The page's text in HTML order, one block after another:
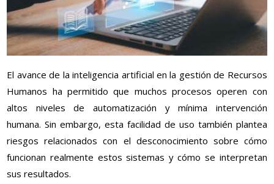
El avance de la inteligencia artificial en la gestión de Recursos
Humanos ha permitido que muchos procesos operen con
altos niveles de automatización y mínima intervención
humana. Sin embargo, esta facilidad de uso también plantea
riesgos relacionados con el desconocimiento sobre cómo
funcionan realmente estos sistemas y cómo se interpretan
sus resultados.